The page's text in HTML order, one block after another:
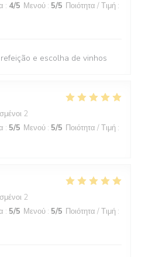
: 4/5 Μενού : 5/5 Ποιότητα / Τιμή :
e escolha de vinhos
2
: 5/5 Μενού : 5/5 Ποιότητα / Τιμή :
2
: 5/5 Μενού : 5/5 Ποιότητα / Τιμή :